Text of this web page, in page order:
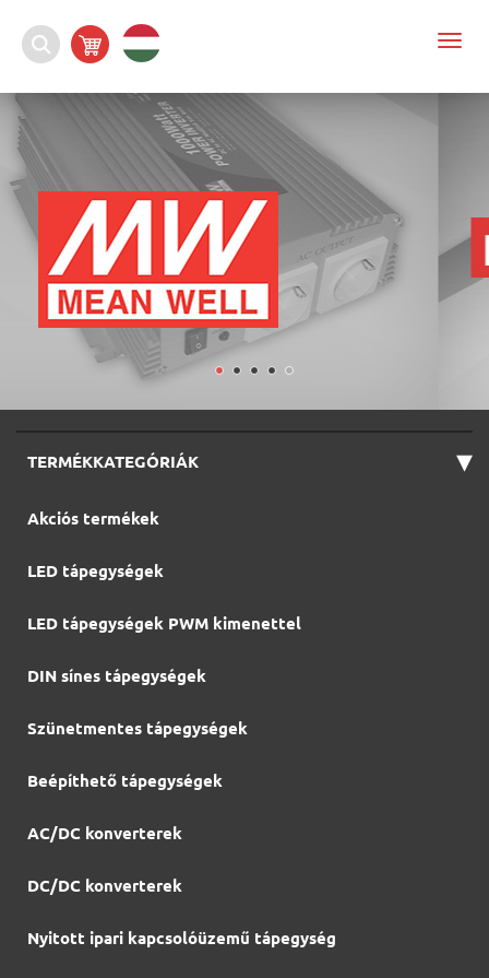
TERMÉKKATEGÓRIÁK ▾
Akciós termékek
LED tápegységek
LED tápegységek PWM kimenettel
DIN sínes tápegységek
Szünetmentes tápegységek
Beépíthető tápegységek
AC/DC konverterek
DC/DC konverterek
Nyitott ipari kapcsolóüzemű tápegység